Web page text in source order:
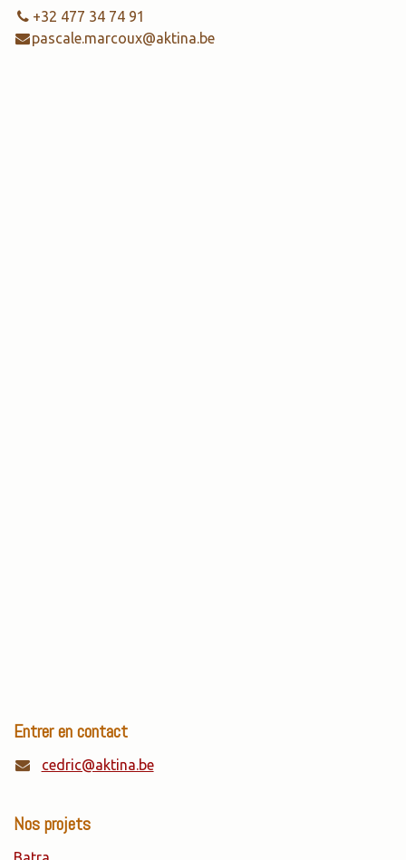
+32 477 34 74 91
pascale.marcoux@aktina.be
Entrer en contact
cedric@aktina.be
Nos projets